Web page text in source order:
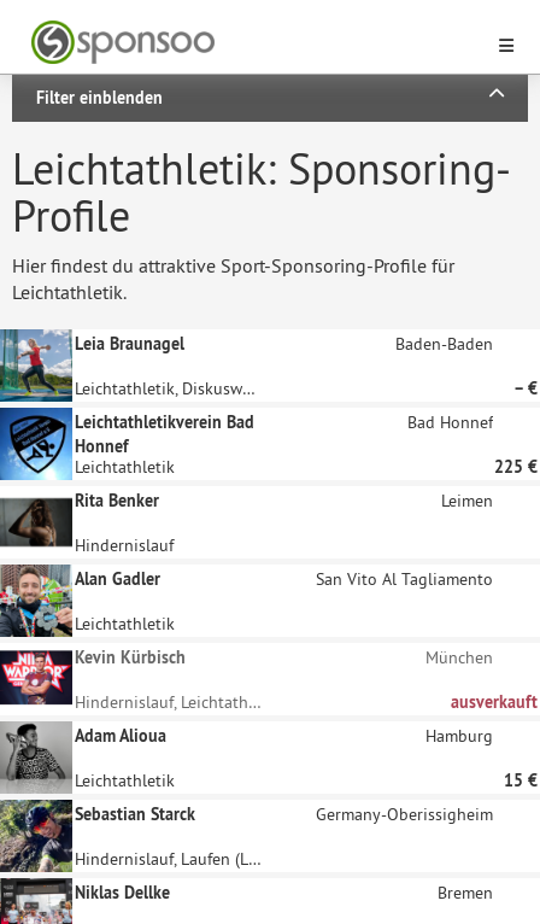
Filter einblenden
Leichtathletik: Sponsoring-
Profile
Hier findest du attraktive Sport-Sponsoring-Profile für
Leichtathletik.
Leia Braunagel Baden-Baden
Leichtathletik, Diskuswurf
– €
Leichtathletikverein Bad
Honnef
Bad Honnef
Leichtathletik
225 €
Rita Benker
Leimen
Hindernislauf
Alan Gadler
San Vito Al Tagliamento
Leichtathletik
Kevin Kürbisch
München
Hindernislauf, Leichtathletik
ausverkauft
Adam Alioua
Hamburg
Leichtathletik
15 €
Sebastian Starck
Germany-Oberissigheim
Hindernislauf, Laufen (Langstrecke)
Niklas Dellke
Bremen